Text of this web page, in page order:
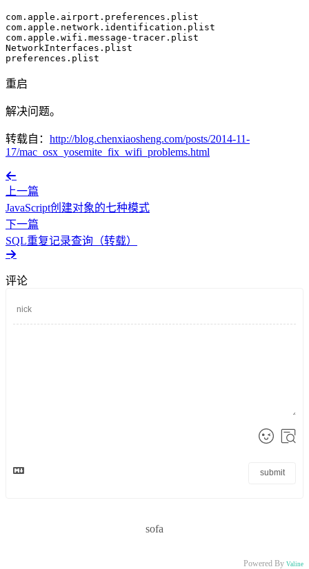
com.apple.airport.preferences.plist
com.apple.network.identification.plist
com.apple.wifi.message-tracer.plist
NetworkInterfaces.plist
preferences.plist
重启
解决问题。
转载自： http://blog.chenxiaosheng.com/posts/2014-11-
17/mac_osx_yosemite_fix_wifi_problems.html
上一篇
JavaScript创建对象的七种模式
下一篇
SQL重复记录查询（转载）
评论
submit
sofa
Powered By Valine